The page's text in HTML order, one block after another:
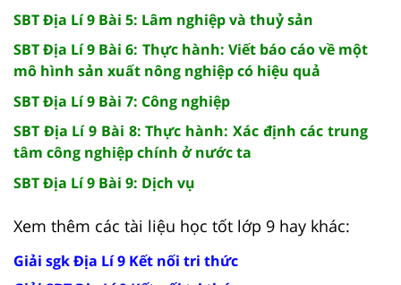
SBT Địa Lí 9 Bài 5: Lâm nghiệp và thuỷ sản
SBT Địa Lí 9 Bài 6: Thực hành: Viết báo cáo về một
mô hình sản xuất nông nghiệp có hiệu quả
SBT Địa Lí 9 Bài 7: Công nghiệp
SBT Địa Lí 9 Bài 8: Thực hành: Xác định các trung
tâm công nghiệp chính ở nước ta
SBT Địa Lí 9 Bài 9: Dịch vụ
Xem thêm các tài liệu học tốt lớp 9 hay khác:
Giải sgk Địa Lí 9 Kết nối tri thức